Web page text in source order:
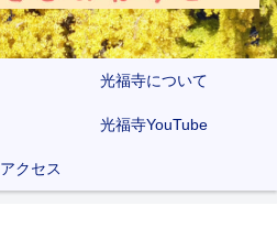
光福寺について
光福寺YouTube
アクセス